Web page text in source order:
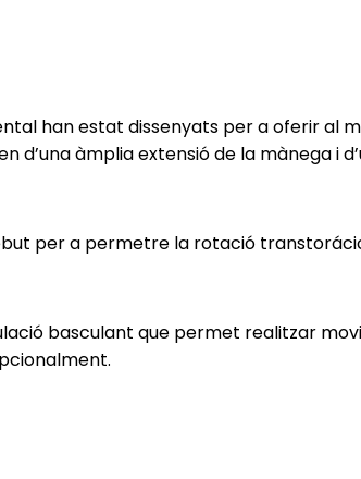
han estat dissenyats per a oferir al
d’una àmplia extensió de la mànega
per a permetre la rotació
basculant que permet realitzar